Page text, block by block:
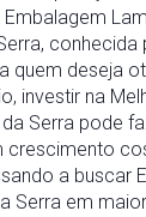
conhecida
quem deseja
investir na
Serra pode
crescimento
a buscar
Serra em